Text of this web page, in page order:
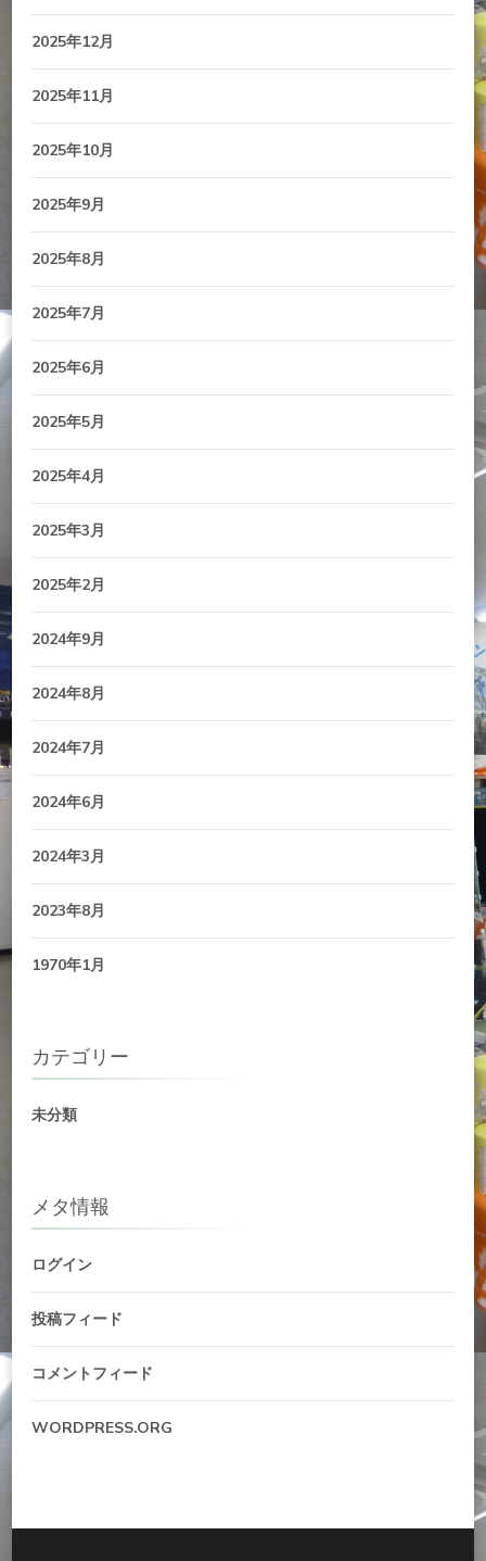
2025年12月
2025年11月
2025年10月
2025年9月
2025年8月
2025年7月
2025年6月
2025年5月
2025年4月
2025年3月
2025年2月
2024年9月
2024年8月
2024年7月
2024年6月
2024年3月
2023年8月
1970年1月
カテゴリー
未分類
メタ情報
ログイン
投稿フィード
コメントフィード
WORDPRESS.ORG